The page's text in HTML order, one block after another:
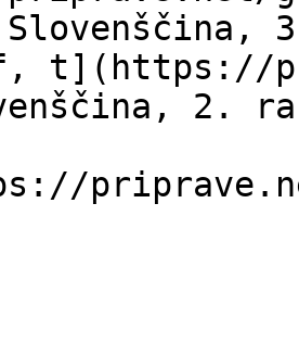
Slovenščina,
t](https://
2.